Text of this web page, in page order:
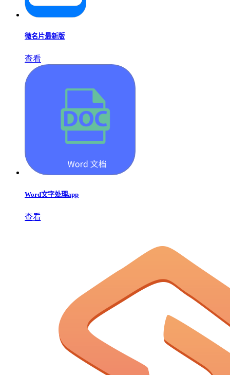
微名片最新版
查看
Word文字处理app
查看